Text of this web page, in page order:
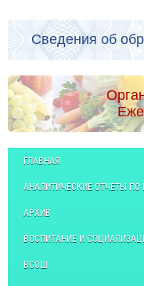
Сведения об
ГЛАВНАЯ
АНАЛИТИЧЕСКИЕ ОТЧЕТЫ
АРХИВ
ВОСПИТАНИЕ И
ВСОШ